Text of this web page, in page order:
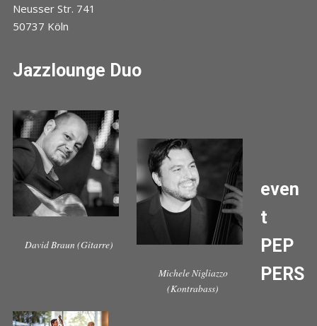
Neusser Str. 741
50737 Köln
Jazzlounge Duo
David Braun (Gitarre)
Michele Nigliazzo
(Kontrabass)
even
t
PEP
PERS